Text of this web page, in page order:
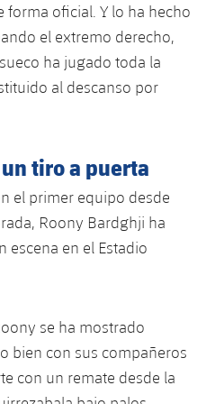
forma oficial. Y lo ha hecho
el extremo derecho,
ha jugado toda la
al descanso por
tiro a puerta
el primer equipo desde
Roony Bardghji ha
escena en el Estadio
se ha mostrado
bien con sus compañeros
con un remate desde la